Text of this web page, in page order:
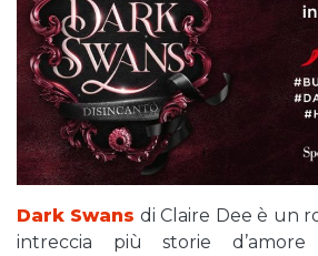
Dark Swans di Claire Dee è un
intreccia più storie d’amore